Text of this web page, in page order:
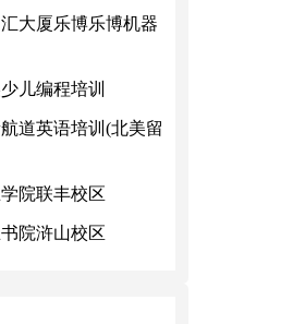
大厦乐博乐博机器
儿编程培训
道英语培训(北美留
院联丰校区
院浒山校区